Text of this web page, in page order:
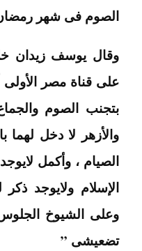
الصوم فى شهر رمضان
وقال يوسف زيدان
على قناة مصر الأولى
بتجنب الصوم
والأزهر لا دخل لهما
الصيام ، وأكمل
الإسلام ولايوجد
وعلى الشيوخ
تضعيشى ”